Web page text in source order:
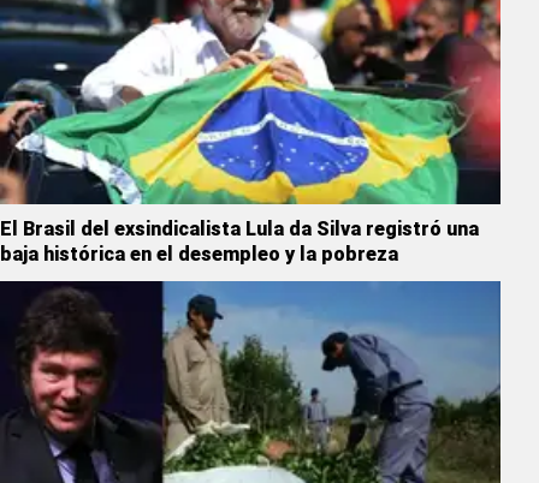
El Brasil del exsindicalista Lula da Silva registró una
baja histórica en el desempleo y la pobreza